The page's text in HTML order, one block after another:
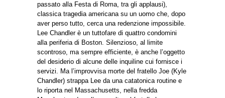
passato alla Festa di Roma, tra gli applausi),
classica tragedia americana su un uomo che, dopo
aver perso tutto, cerca una redenzione impossibile.
Lee Chandler è un tuttofare di quattro condomini
alla periferia di Boston. Silenzioso, al limite
scontroso, ma sempre efficiente, è anche l’oggetto
del desiderio di alcune delle inquiline cui fornisce i
servizi. Ma l’improvvisa morte del fratello Joe (Kyle
Chandler) strappa Lee da una catatonica routine e
lo riporta nel Massachusetts, nella fredda